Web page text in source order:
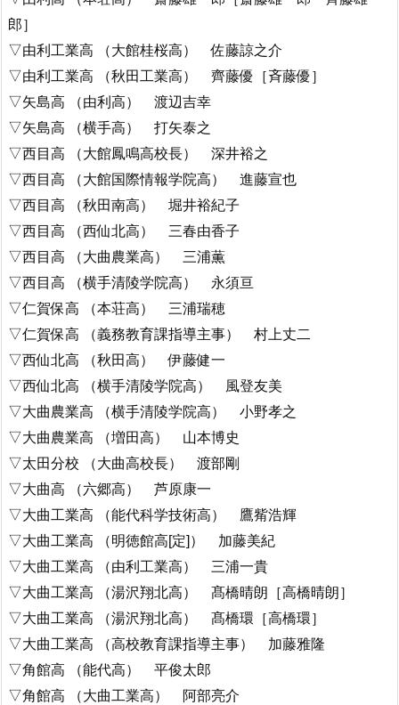
郎］
▽由利工業高 （大館桂桜高） 佐藤諒之介
▽由利工業高 （秋田工業高） 齊藤優［斉藤優］
▽矢島高 （由利高） 渡辺吉幸
▽矢島高 （横手高） 打矢泰之
▽西目高 （大館鳳鳴高校長） 深井裕之
▽西目高 （大館国際情報学院高） 進藤宣也
▽西目高 （秋田南高） 堀井裕紀子
▽西目高 （西仙北高） 三春由香子
▽西目高 （大曲農業高） 三浦薫
▽西目高 （横手清陵学院高） 永須亘
▽仁賀保高 （本荘高） 三浦瑞穂
▽仁賀保高 （義務教育課指導主事） 村上丈二
▽西仙北高 （秋田高） 伊藤健一
▽西仙北高 （横手清陵学院高） 風登友美
▽大曲農業高 （横手清陵学院高） 小野孝之
▽大曲農業高 （増田高） 山本博史
▽太田分校 （大曲高校長） 渡部剛
▽大曲高 （六郷高） 芦原康一
▽大曲工業高 （能代科学技術高） 鷹觜浩輝
▽大曲工業高 （明徳館高[定]） 加藤美紀
▽大曲工業高 （由利工業高） 三浦一貴
▽大曲工業高 （湯沢翔北高） 髙橋晴朗［高橋晴朗］
▽大曲工業高 （湯沢翔北高） 髙橋環［高橋環］
▽大曲工業高 （高校教育課指導主事） 加藤雅隆
▽角館高 （能代高） 平俊太郎
▽角館高 （大曲工業高） 阿部亮介